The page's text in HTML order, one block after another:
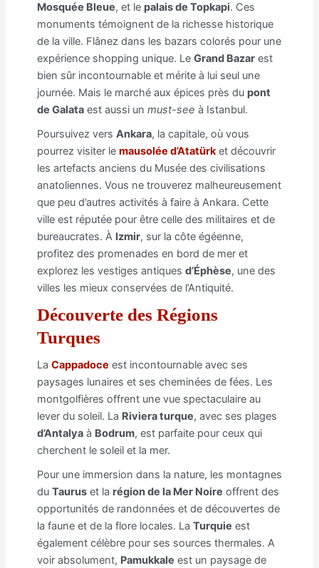
Mosquée Bleue, et le palais de Topkapi. Ces
monuments témoignent de la richesse historique
de la ville. Flânez dans les bazars colorés pour une
expérience shopping unique. Le Grand Bazarest
bien sûr incontournable et mérite à lui seul une
journée. Mais le marché aux épices près du pont
de Galataest aussi un must-see à Istanbul.
Poursuivez vers Ankara, la capitale, où vous
pourrez visiter le mausolée d’Atatürk et découvrir
les artefacts anciens du Musée des civilisations
anatoliennes. Vous ne trouverez malheureusement
que peu d’autres activités à faire à Ankara. Cette
ville est réputée pour être celle des militaires et de
bureaucrates. À Izmir, sur la côte égéenne,
profitez des promenades en bord de mer et
explorez les vestiges antiques d’Éphèse, une des
villes les mieux conservées de l’Antiquité.
Découverte des Régions
Turques
La Cappadoce est incontournable avec ses
paysages lunaires et ses cheminées de fées. Les
montgolfières offrent une vue spectaculaire au
lever du soleil. La Riviera turque, avec ses plages
d’Antalyaà Bodrum, est parfaite pour ceux qui
cherchent le soleil et la mer.
Pour une immersion dans la nature, les montagnes
du Tauruset la région de la Mer Noire offrent des
opportunités de randonnées et de découvertes de
la faune et de la flore locales. La Turquie est
également célèbre pour ses sources thermales. A
voir absolument, Pamukkale est un paysage de